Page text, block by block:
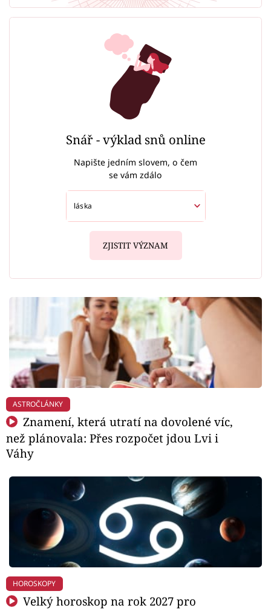
Snář - výklad snů online
Napište jedním slovem, o čem
se vám zdálo
ZJISTIT VÝZNAM
ASTROČLÁNKY
Znamení, která utratí na dovolené víc,
než plánovala: Přes rozpočet jdou Lvi i
Váhy
HOROSKOPY
Velký horoskop na rok 2027 pro